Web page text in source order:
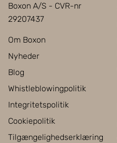
Boxon A/S - CVR-nr
29207437
Om Boxon
Nyheder
Blog
Whistleblowingpolitik
Integritetspolitik
Cookiepolitik
Tilgængelighedserklæring